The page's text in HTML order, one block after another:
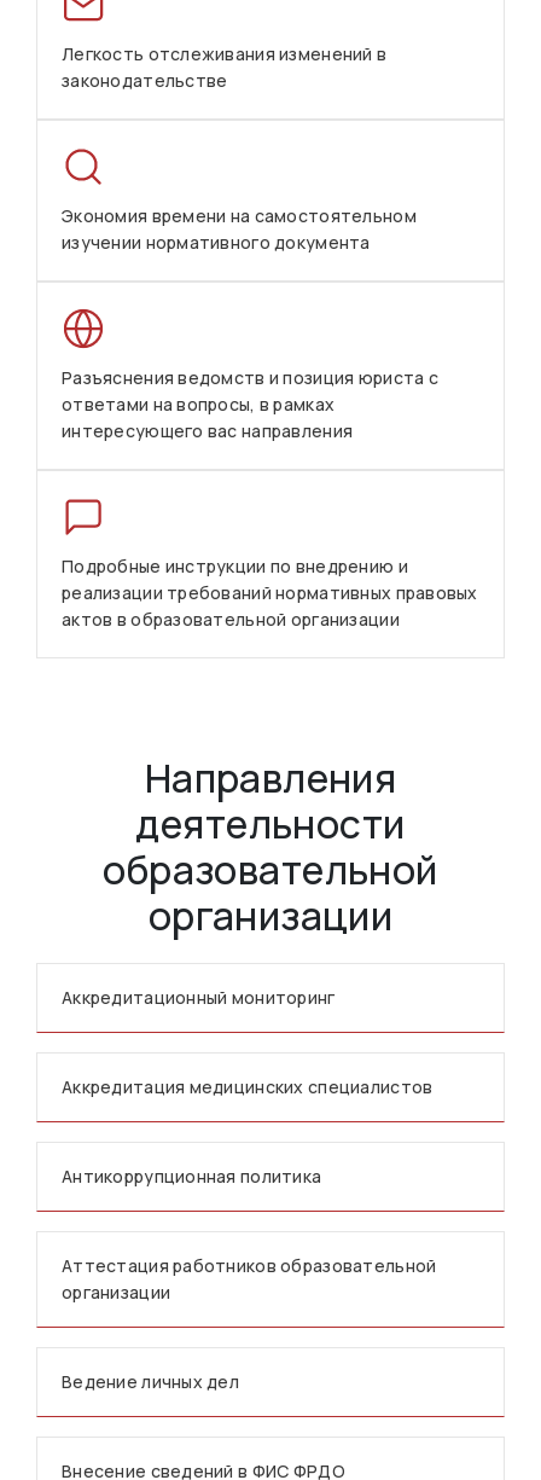
Легкость отслеживания изменений в
законодательстве
Экономия времени на самостоятельном
изучении нормативного документа
Разъяснения ведомств и позиция юриста с
ответами на вопросы, в рамках
интересующего вас направления
Подробные инструкции по внедрению и
реализации требований нормативных правовых
актов в образовательной организации
Направления
деятельности
образовательной
организации
Аккредитационный мониторинг
Аккредитация медицинских специалистов
Антикоррупционная политика
Аттестация работников образовательной
организации
Ведение личных дел
Внесение сведений в ФИС ФРДО